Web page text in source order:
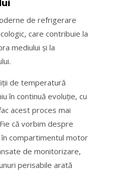
de refrigerare
care contribuie la
mediului și la
de temperatură
în continuă evoluție, cu
acest proces mai
că vorbim despre
compartimentul motor
de monitorizare,
perisabile arată